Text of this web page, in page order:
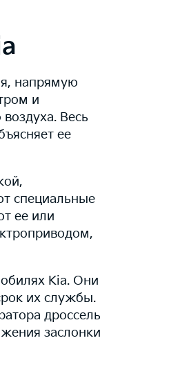
напрямую
и
Весь
ее
специальные
ее или
Kia. Они
их службы.
дроссель
заслонки